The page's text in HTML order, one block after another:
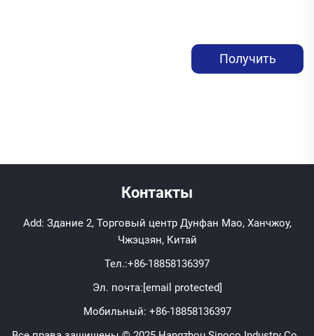
Получить
Контакты
Add: Здание 2, Торговый центр Дунфан Мао, Ханчжоу,
Чжэцзян, Китай
Тел.:+86-18858136397
Эл. почта:[email protected]
Мобильный: +86-18858136397